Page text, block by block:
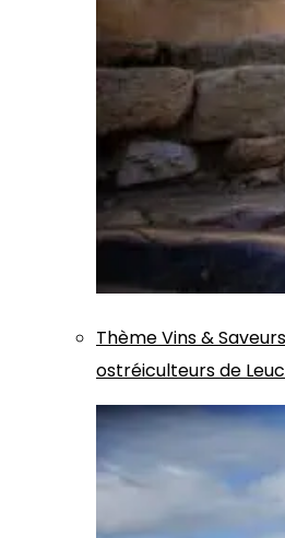
ThèmeVins & Saveurs
ostréiculteurs de